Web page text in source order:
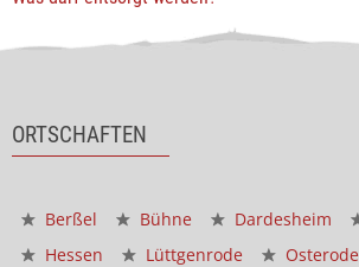
ORTSCHAFTEN
Berßel Bühne Dardesheim
Hessen
Lüttgenrode
Osterode